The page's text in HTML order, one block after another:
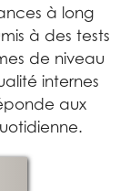
à long
à des tests
de niveau
internes
aux